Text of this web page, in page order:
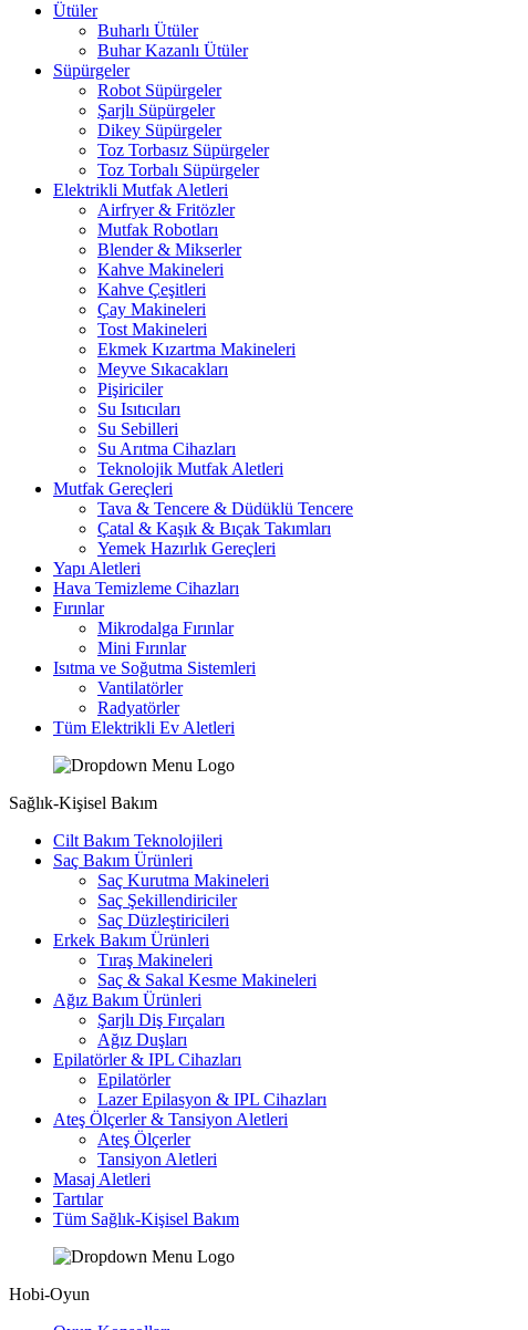
Ütüler
Buharlı Ütüler
Buhar Kazanlı Ütüler
Süpürgeler
Robot Süpürgeler
Şarjlı Süpürgeler
Dikey Süpürgeler
Toz Torbasız Süpürgeler
Toz Torbalı Süpürgeler
Elektrikli Mutfak Aletleri
Airfryer & Fritözler
Mutfak Robotları
Blender & Mikserler
Kahve Makineleri
Kahve Çeşitleri
Çay Makineleri
Tost Makineleri
Ekmek Kızartma Makineleri
Meyve Sıkacakları
Pişiriciler
Su Isıtıcıları
Su Sebilleri
Su Arıtma Cihazları
Teknolojik Mutfak Aletleri
Mutfak Gereçleri
Tava & Tencere & Düdüklü Tencere
Çatal & Kaşık & Bıçak Takımları
Yemek Hazırlık Gereçleri
Yapı Aletleri
Hava Temizleme Cihazları
Fırınlar
Mikrodalga Fırınlar
Mini Fırınlar
Isıtma ve Soğutma Sistemleri
Vantilatörler
Radyatörler
Tüm Elektrikli Ev Aletleri
Sağlık-Kişisel Bakım
Cilt Bakım Teknolojileri
Saç Bakım Ürünleri
Saç Kurutma Makineleri
Saç Şekillendiriciler
Saç Düzleştiricileri
Erkek Bakım Ürünleri
Tıraş Makineleri
Saç & Sakal Kesme Makineleri
Ağız Bakım Ürünleri
Şarjlı Diş Fırçaları
Ağız Duşları
Epilatörler & IPL Cihazları
Epilatörler
Lazer Epilasyon & IPL Cihazları
Ateş Ölçerler & Tansiyon Aletleri
Ateş Ölçerler
Tansiyon Aletleri
Masaj Aletleri
Tartılar
Tüm Sağlık-Kişisel Bakım
Hobi-Oyun